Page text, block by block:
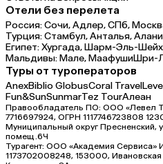
Отели без перелета
Россия:Сочи,Адлер,СПб,
Турция:Стамбул,Анталья,
Египет:Хургада,Шарм-Эль-Шейх
Мальдивы:Мале,МаафушиШри-
Туры от туроператоров
AnexBiblio GlobusCoral Travel
Fun&SunSunmarTez TourАлеан
Правообладатель ПО: ООО «Левел
7716697924, ОГРН 1117746723808
Муниципальный округ Пресненский,
помещ.6Ч
Турагент: ООО «Академия Сервиса»
1173702008248, 153000,